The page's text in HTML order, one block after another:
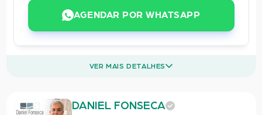
AGENDAR POR WHATSAPP
VER MAIS DETALHES
DANIEL FONSECA